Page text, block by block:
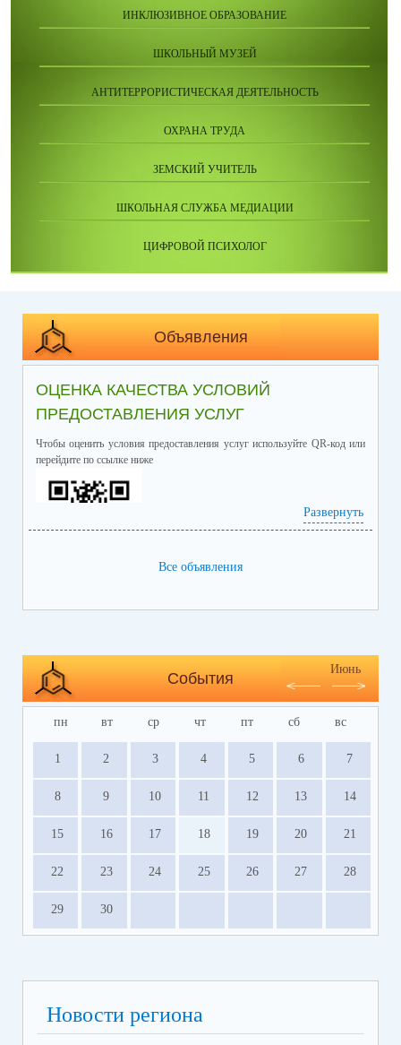
ИНКЛЮЗИВНОЕ ОБРАЗОВАНИЕ
ШКОЛЬНЫЙ МУЗЕЙ
АНТИТЕРРОРИСТИЧЕСКАЯ ДЕЯТЕЛЬНОСТЬ
ОХРАНА ТРУДА
ЗЕМСКИЙ УЧИТЕЛЬ
ШКОЛЬНАЯ СЛУЖБА МЕДИАЦИИ
ЦИФРОВОЙ ПСИХОЛОГ
Объявления
ОЦЕНКА КАЧЕСТВА УСЛОВИЙ
ПРЕДОСТАВЛЕНИЯ УСЛУГ
Чтобы оценить условия предоставления услуг используйте QR-код или
перейдите по ссылке ниже
Развернуть
Все объявления
События
Июнь
пн вт ср чт пт сб вс
1 2 3 4 5 6 7
8 9 10 11 12 13 14
15 16 17 18 19 20 21
22 23 24 25 26 27 28
29 30
Новости региона